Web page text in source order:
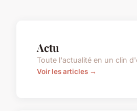
Actu
Toute l'actualité en un clin
Voir les articles →